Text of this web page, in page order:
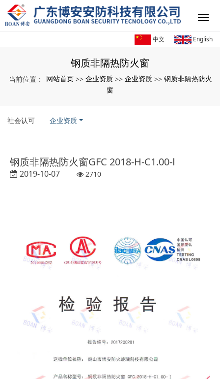
中文 English
钢质非隔热防火窗
当前位置： 网站首页 >> 企业资质 >> 企业资质 >> 钢质非隔热防火
窗
社会认可 企业资质
钢质非隔热防火窗GFC 2018-H-C1.00-Ⅰ
2019-10-07 2710